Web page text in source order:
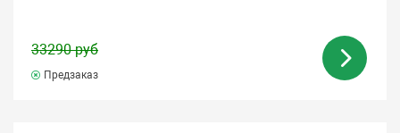
33290 руб
Предзаказ